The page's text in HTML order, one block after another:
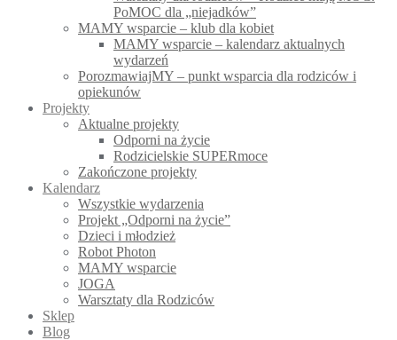
PoMOC dla „niejadków”
MAMY wsparcie – klub dla kobiet
MAMY wsparcie – kalendarz aktualnych
wydarzeń
PorozmawiajMY – punkt wsparcia dla rodziców i
opiekunów
Projekty
Aktualne projekty
Odporni na życie
Rodzicielskie SUPERmoce
Zakończone projekty
Kalendarz
Wszystkie wydarzenia
Projekt „Odporni na życie”
Dzieci i młodzież
Robot Photon
MAMY wsparcie
JOGA
Warsztaty dla Rodziców
Sklep
Blog